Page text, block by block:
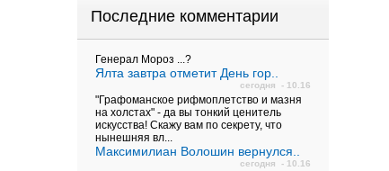
Последние комментарии
Генерал Мороз ...?
Ялта завтра отметит День гор..
сегодня - 10.16
"Графоманское рифмоплетство и мазня
на холстах" - да вы тонкий ценитель
искусства! Скажу вам по секрету, что
нынешняя вл...
Максимилиан Волошин вернулся..
сегодня - 10.16